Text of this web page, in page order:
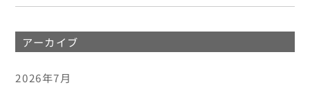
アーカイブ
2026年7月